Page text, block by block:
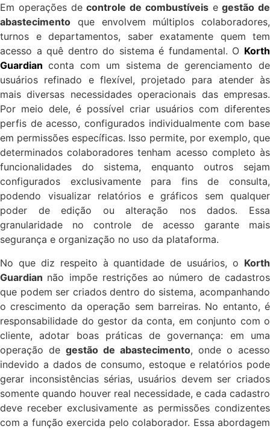
Em operações decontrole de combustíveisegestão de
abastecimento que envolvem múltiplos colaboradores,
turnos e departamentos, saber exatamente quem tem
acesso a quê dentro do sistema é fundamental. O Korth
Guardian conta com um sistema de gerenciamento de
usuários refinado e flexível, projetado para atender às
mais diversas necessidades operacionais das empresas.
Por meio dele, é possível criar usuários com diferentes
perfis de acesso, configurados individualmente com base
em permissões específicas. Isso permite, por exemplo, que
determinados colaboradores tenham acesso completo às
funcionalidades do sistema, enquanto outros sejam
configurados exclusivamente para fins de consulta,
podendo visualizar relatórios e gráficos sem qualquer
poder de edição ou alteração nos dados. Essa
granularidade no controle de acesso garante mais
segurança e organização no uso da plataforma.
No que diz respeito à quantidade de usuários, o Korth
Guardian não impõe restrições ao número de cadastros
que podem ser criados dentro do sistema, acompanhando
o crescimento da operação sem barreiras. No entanto, é
responsabilidade do gestor da conta, em conjunto com o
cliente, adotar boas práticas de governança: em uma
operação de gestão de abastecimento, onde o acesso
indevido a dados de consumo, estoque e relatórios pode
gerar inconsistências sérias, usuários devem ser criados
somente quando houver real necessidade, e cada cadastro
deve receber exclusivamente as permissões condizentes
com a função exercida pelo colaborador. Essa abordagem